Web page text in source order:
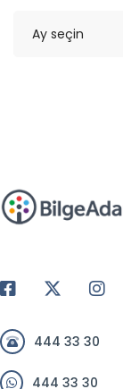
444 33 30
444 33 30